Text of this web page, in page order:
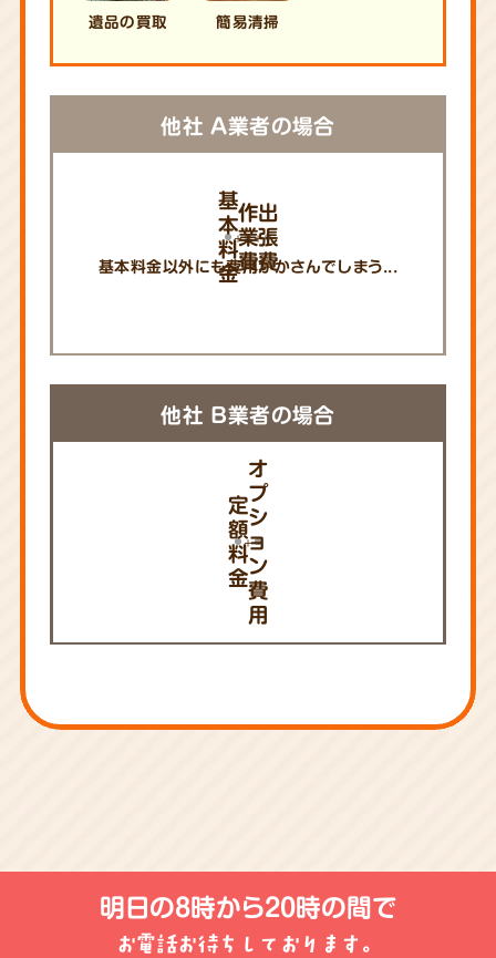
遺品の買取 簡易清掃
他社 A業者の場合
基
本
料
金
作
業
費
出
張
費
基本料金以外にも費用がかさんでしまう...
他社 B業者の場合
定
額
料
金
オ
プ
シ
ョ
ン
費
用
明日の8時から20時の間で
お電話お待ちしております。